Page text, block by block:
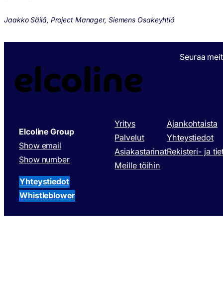
Jaakko Säilä, Project Manager, Siemens Osakeyhtiö
Seuraa
Elcoline Group
Show email
Show number
Yhteystiedot
Whistleblower
Yritys
Palvelut
Asiakastarinat
Meille töihin
Ajankohtaista
Yhteystiedot
Rekisteri- ja